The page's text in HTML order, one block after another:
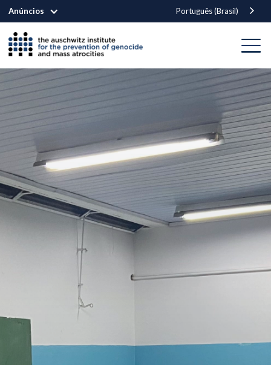
Anúncios Português (Brasil)